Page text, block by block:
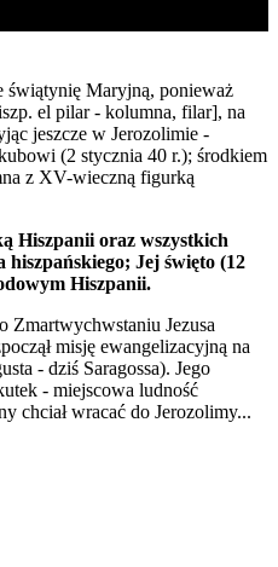
świątynię Maryjną, ponieważ
el pilar - kolumna, filar], na
jeszcze w Jerozolimie -
(2 stycznia 40 r.); środkiem
z XV-wieczną figurką
Hiszpanii oraz wszystkich
Jej święto (12
Hiszpanii.
Zmartwychwstaniu Jezusa
misję ewangelizacyjną na
- dziś Saragossa). Jego
- miejscowa ludność
chciał wracać do Jerozolimy...